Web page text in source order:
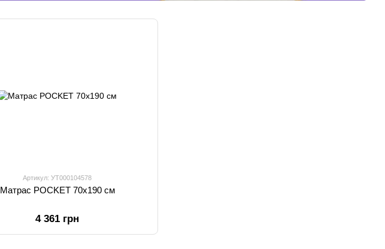
Артикул: УТ000104578
Матрас POCKET 70х190 см
4 361 грн